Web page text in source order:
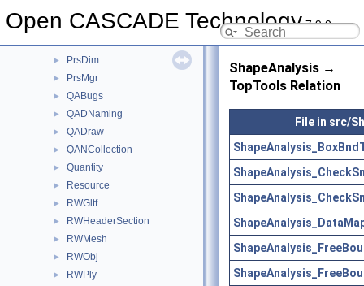
Open CASCADE Technology7.9.0
ProjLib
► PrsDim
► PrsMgr
► QABugs
► QADNaming
► QADraw
► QANCollection
► Quantity
► Resource
► RWGltf
► RWHeaderSection
► RWMesh
► RWObj
► RWPly
ShapeAnalysis →
TopTools Relation
File in src/